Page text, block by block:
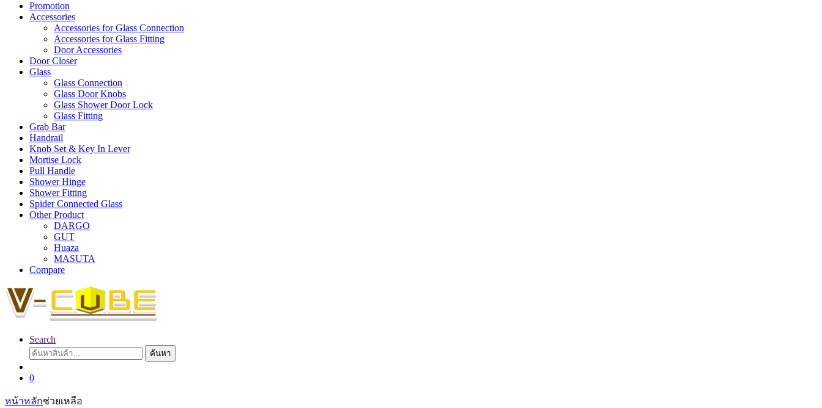
Promotion
Accessories
Accessories for Glass Connection
Accessories for Glass Fitting
Door Accessories
Door Closer
Glass
Glass Connection
Glass Door Knobs
Glass Shower Door Lock
Glass Fitting
Grab Bar
Handrail
Knob Set & Key In Lever
Mortise Lock
Pull Handle
Shower Hinge
Shower Fitting
Spider Connected Glass
Other Product
DARGO
GUT
Huaza
MASUTA
Compare
Search
ค้นหา:
ค้นหา
0
หน้าหลักช่วยเหลือ